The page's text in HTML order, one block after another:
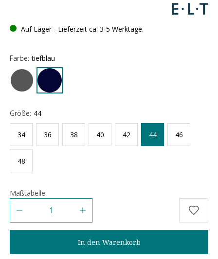
Auf Lager - Lieferzeit ca. 3-5 Werktage.
Farbe: tiefblau
Größe: 44
34 36 38 40 42 44 46
48
Maßtabelle
In den Warenkorb